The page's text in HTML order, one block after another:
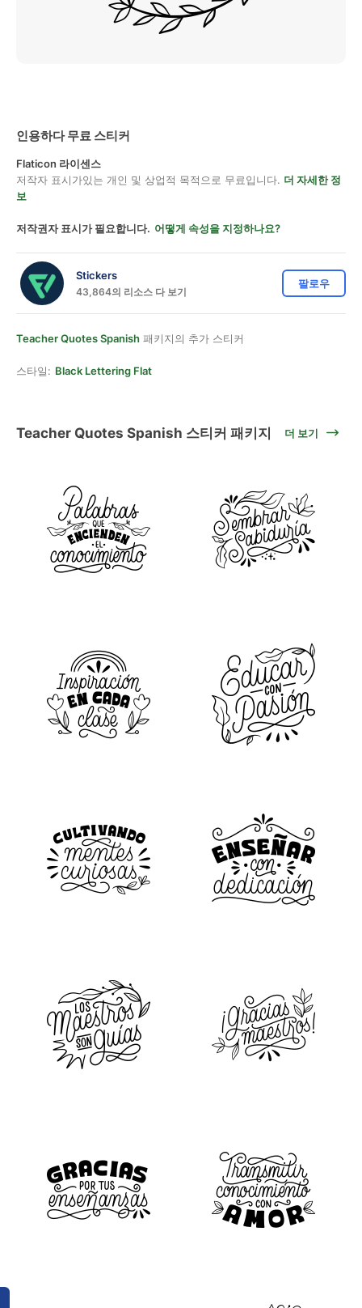
인용하다 무료 스티커
Flaticon 라이센스
저작자 표시가있는 개인 및 상업적 목적으로 무료입니다. 더 자세한 정
보
저작권자 표시가 필요합니다. 어떻게 속성을 지정하나요?
Stickers
43,864의 리소스 다 보기
팔로우
Teacher Quotes Spanish 패키지의 추가 스티커
스타일: Black Lettering Flat
Teacher Quotes Spanish 스티커 패키지 더 보기